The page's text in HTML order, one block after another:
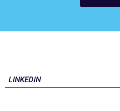
LINKEDIN